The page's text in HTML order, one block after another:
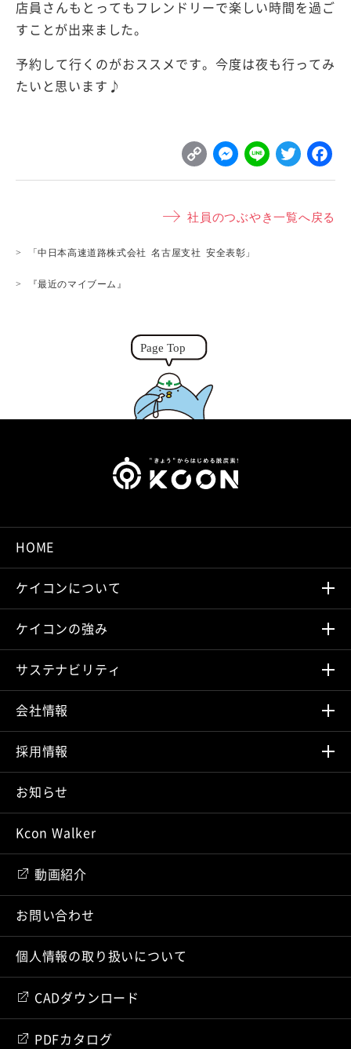
店員さんもとってもフレンドリーで楽しい時間を過ご
すことが出来ました。
予約して行くのがおススメです。今度は夜も行ってみ
たいと思います♪
C
o
y
L
M
e
s
e
L
i
e
T
w
t
社員のつぶやき一覧へ戻る
「中日本高速道路株式会社 名古屋支社 安全表彰」
『最近のマイブーム』
HOME
ケイコンについて
ケイコンの強み
サステナビリティ
会社情報
採⽤情報
お知らせ
Kcon Walker
動画紹介
お問い合わせ
個人情報の取り扱いについて
CADダウンロード
PDFカタログ